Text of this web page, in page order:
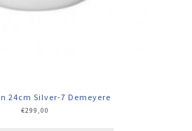
24cm Silver-7 Demeyere
€299,00